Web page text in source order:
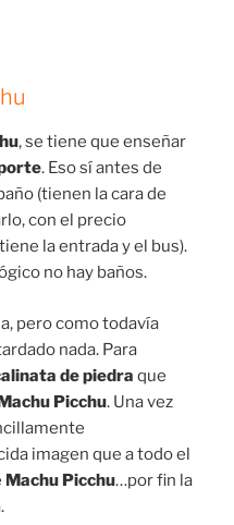
, se tiene que enseñar
. Eso sí antes de
(tienen la cara de
con el precio
la entrada y el bus).
no hay baños.
pero como todavía
nada. Para
de piedra que
Picchu. Una vez
imagen que a todo el
Machu Picchu…por fin la